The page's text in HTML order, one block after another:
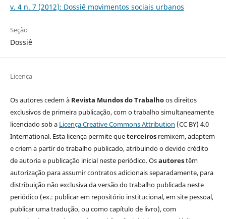
v. 4 n. 7 (2012): Dossiê movimentos sociais urbanos
Seção
Dossiê
Licença
Os autores cedem à Revista Mundos do Trabalhoos direitos
exclusivos de primeira publicação, com o trabalho simultaneamente
licenciado sob a Licença Creative Commons Attribution (CC BY) 4.0
International. Esta licença permite queterceirosremixem, adaptem
e criem a partir do trabalho publicado, atribuindo o devido crédito
de autoria e publicação inicial neste periódico. Osautorestêm
autorização para assumir contratos adicionais separadamente, para
distribuição não exclusiva da versão do trabalho publicada neste
periódico (ex.: publicar em repositório institucional, em site pessoal,
publicar uma tradução, ou como capítulo de livro), com